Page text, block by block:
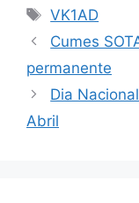
Etiquetas
VK1AD
Cumes
permanente
Dia
Abril